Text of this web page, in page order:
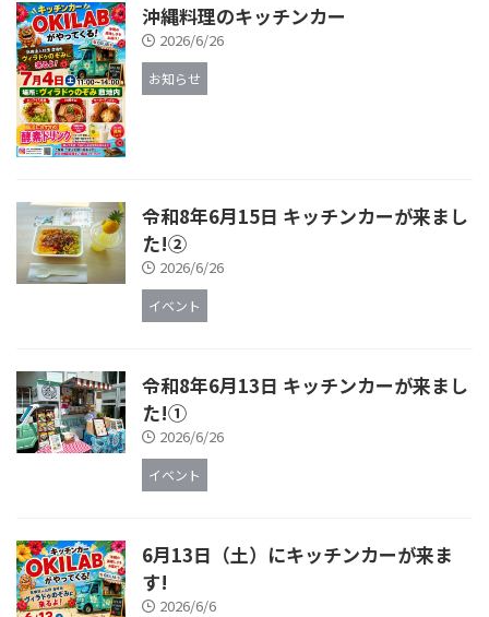
沖縄料理のキッチンカー
2026/6/26
お知らせ
令和8年6月15日 キッチンカーが来まし
た!②
2026/6/26
イベント
令和8年6月13日 キッチンカーが来まし
た!①
2026/6/26
イベント
6月13日（土）にキッチンカーが来ま
す!
2026/6/6